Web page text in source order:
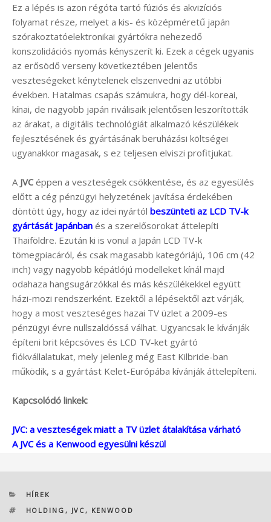
Ez a lépés is azon régóta tartó fúziós és akvizíciós
folyamat része, melyet a kis- és középméretű japán
szórakoztatóelektronikai gyártókra nehezedő
konszolidációs nyomás kényszerít ki. Ezek a cégek ugyanis
az erősödő verseny következtében jelentős
veszteségeket kénytelenek elszenvedni az utóbbi
években. Hatalmas csapás számukra, hogy dél-koreai,
kínai, de nagyobb japán riválisaik jelentősen leszorították
az árakat, a digitális technológiát alkalmazó készülékek
fejlesztésének és gyártásának beruházási költségei
ugyanakkor magasak, s ez teljesen elviszi profitjukat.
A JVCéppen a veszteségek csökkentése, és az egyesülés
előtt a cég pénzügyi helyzetének javítása érdekében
döntött úgy, hogy az idei nyártól beszünteti az LCD TV-k
gyártását Japánban és a szerelősorokat áttelepíti
Thaiföldre. Ezután ki is vonul a Japán LCD TV-k
tömegpiacáról, és csak magasabb kategóriájú, 106 cm (42
inch) vagy nagyobb képátlójú modelleket kínál majd
odahaza hangsugárzókkal és más készülékekkel együtt
házi-mozi rendszerként. Ezektől a lépésektől azt várják,
hogy a most veszteséges hazai TV üzlet a 2009-es
pénzügyi évre nullszaldóssá válhat. Ugyancsak le kívánják
építeni brit képcsöves és LCD TV-ket gyártó
fiókvállalatukat, mely jelenleg még East Kilbride-ban
működik, s a gyártást Kelet-Európába kívánják áttelepíteni.
Kapcsolódó linkek:
JVC: a veszteségek miatt a TV üzlet átalakítása várható
A JVC és a Kenwood egyesülni készül
KATEGÓRIÁK
HÍREK
CÍMKÉK
HOLDING , JVC , KENWOOD